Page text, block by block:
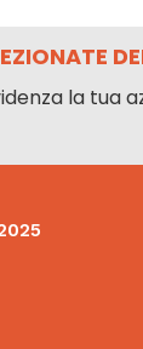
la tua